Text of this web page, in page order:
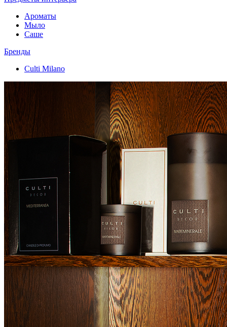
Ароматы
Мыло
Саше
Бренды
Culti Milano